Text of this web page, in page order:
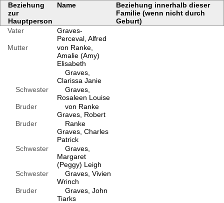
Beziehung
zur
Hauptperson
Name
Beziehung innerhalb dieser
Familie (wenn nicht durch
Geburt)
Vater
Graves-
Perceval, Alfred
Mutter
von Ranke,
Amalie (Amy)
Elisabeth
Graves,
Clarissa Janie
Schwester
Graves,
Rosaleen Louise
Bruder
von Ranke
Graves, Robert
Bruder
Ranke
Graves, Charles
Patrick
Schwester
Graves,
Margaret
(Peggy) Leigh
Schwester
Graves, Vivien
Wrinch
Bruder
Graves, John
Tiarks